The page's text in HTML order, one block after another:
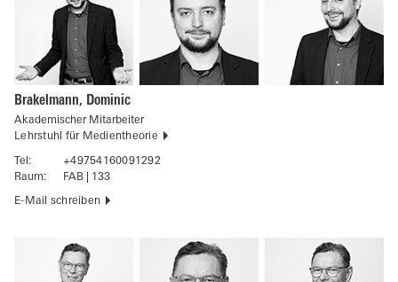
Brakelmann, Dominic
Akademischer Mitarbeiter
Lehrstuhl für Medientheorie
Tel:
+49754160091292
Raum:
FAB | 133
E-Mail schreiben